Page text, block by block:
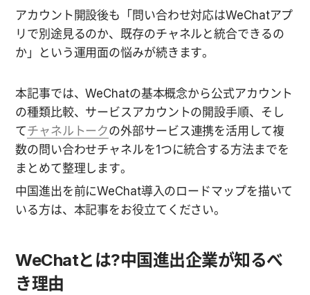
アカウント開設後も「問い合わせ対応はWeChatアプ
リで別途見るのか、既存のチャネルと統合できるの
か」という運用面の悩みが続きます。
本記事では、WeChatの基本概念から公式アカウント
の種類比較、サービスアカウントの開設手順、そし
てチャネルトークの外部サービス連携を活用して複
数の問い合わせチャネルを1つに統合する方法までを
まとめて整理します。
中国進出を前にWeChat導入のロードマップを描いて
いる方は、本記事をお役立てください。
WeChatとは?中国進出企業が知るべ
き理由